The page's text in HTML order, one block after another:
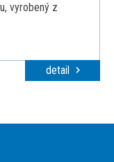
vyrobený z
detail